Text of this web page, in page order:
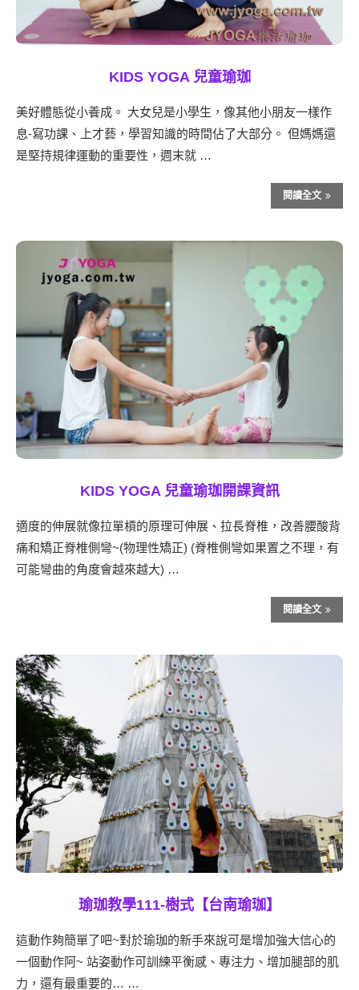
KIDS YOGA 兒童瑜珈
美好體態從小養成。 大女兒是小學生，像其他小朋友一樣作
息-寫功課、上才藝，學習知識的時間佔了大部分。 但媽媽還
是堅持規律運動的重要性，週末就 …
閱讀全文
KIDS YOGA 兒童瑜珈開課資訊
適度的伸展就像拉單槓的原理可伸展、拉長脊椎，改善腰酸背
痛和矯正脊椎側彎~(物理性矯正) (脊椎側彎如果置之不理，有
可能彎曲的角度會越來越大) …
閱讀全文
瑜珈教學111-樹式【台南瑜珈】
這動作夠簡單了吧~對於瑜珈的新手來說可是增加強大信心的
一個動作阿~ 站姿動作可訓練平衡感、專注力、增加腿部的肌
力，還有最重要的… …